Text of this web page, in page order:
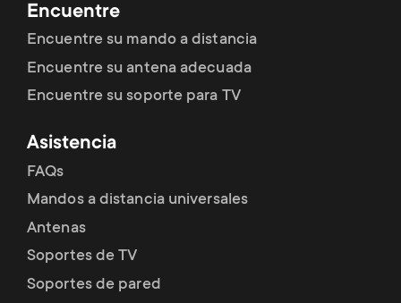
Encuentre
Encuentre su mando a distancia
Encuentre su antena adecuada
Encuentre su soporte para TV
Asistencia
FAQs
Mandos a distancia universales
Antenas
Soportes de TV
Soportes de pared